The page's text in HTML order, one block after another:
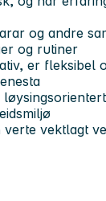
og andre
og rutiner
er fleksibel
vektlagt